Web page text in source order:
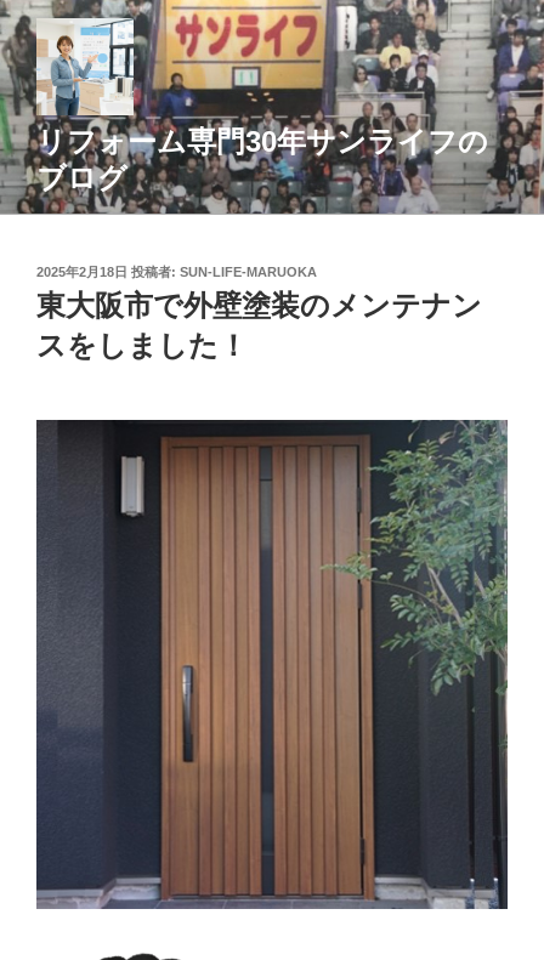
コ
ン
テ
ン
ツ
へ
ス
キ
リフォーム専門30年サンライフの
ブログ
投
稿
日:
2025年2月18日 投稿者: SUN-LIFE-MARUOKA
東大阪市で外壁塗装のメンテナン
スをしました！